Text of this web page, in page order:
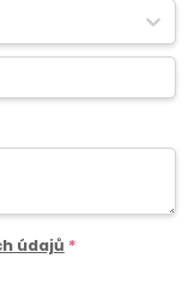
údajů *